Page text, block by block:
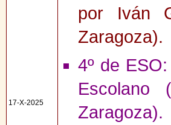
17-X-2025
por Iván
Zaragoza).
4º de ESO:
Escolano
Zaragoza).